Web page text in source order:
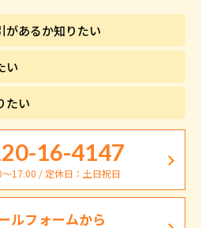
があるか知りたい
い
たい
16-4147
17:00 / 定休日：土日祝日
ルフォームから